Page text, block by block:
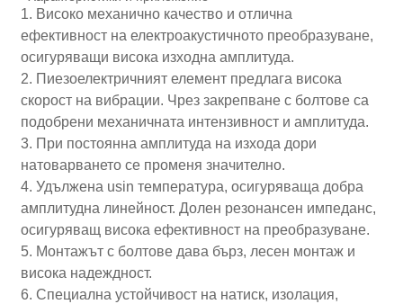
1. Високо механично качество и отлична
ефективност на електроакустичното преобразуване,
осигуряващи висока изходна амплитуда.
2. Пиезоелектричният елемент предлага висока
скорост на вибрации. Чрез закрепване с болтове са
подобрени механичната интензивност и амплитуда.
3. При постоянна амплитуда на изхода дори
натоварването се променя значително.
4. Удължена usin температура, осигуряваща добра
амплитудна линейност. Долен резонансен импеданс,
осигуряващ висока ефективност на преобразуване.
5. Монтажът с болтове дава бърз, лесен монтаж и
висока надеждност.
6. Специална устойчивост на натиск, изолация,